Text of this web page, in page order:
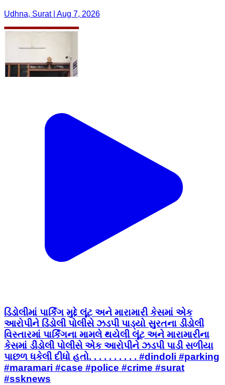
Udhna, Surat | Aug 7, 2026
ડિંડોલીમાં પાર્કિંગ મુદ્દે લૂંટ અને મારામારી કેસમાં એક
આરોપીને ડિંડોલી પોલીસે ઝડપી પાડ્યો સુરતના ડીંડોલી
વિસ્તારમાં પાર્કિંગના મામલે થયેલી લૂંટ અને મારામારીના
કેસમાં ડીંડોલી પોલીસે એક આરોપીને ઝડપી પાડી સળીયા
પાછળ ધકેલી દીધો હતો. . . . . . . . . . #dindoli #parking
#maramari #case #police #crime #surat
#ssknews